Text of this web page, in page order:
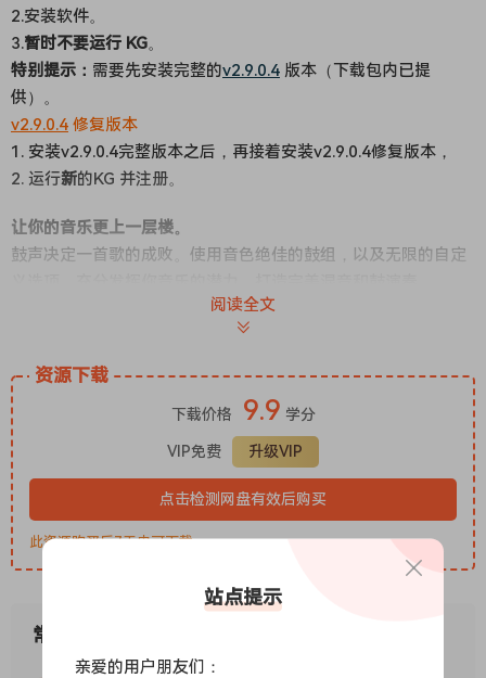
2.安装软件。
3.暂时不要运行 KG。
特别提示： 需要先安装完整的v2.9.0.4 版本（下载包内已提
供）。
v2.9.0.4 修复版本
1. 安装v2.9.0.4完整版本之后，再接着安装v2.9.0.4修复版本，
2. 运行新的KG 并注册。
让你的音乐更上一层楼。
鼓声决定一首歌的成败。使用音色绝佳的鼓组，以及无限的自定
Addictive Drums 2 为您带来音色惊艳的鼓声，这些鼓声均由杰
出的录音室鼓手在传奇录音棚精心录制并演奏。
多重采样鼓声的丰富动态范围，搭配内置的录音棚级混音工具，
赋予您无限的创作自由，让您可以精细调整鼓声和节奏的每一个
细节。
闪电般快速。
适用于所有工作流程。
Addictive Drums 2 能够在您灵感迸发时，快速提供您所需的音
色和功能，满足您各种工作流程的需求。
Addictive Drums 2 为各种风格的热门歌曲奠定了基础，从最柔
和的爵士乐到最重型的金属乐，无所不能。
阅读全文
资源下载
下载价格 9.9 学分
VIP免费 升级VIP
点击检测网盘有效后购买
此资源购买后7天内可下载。
常见问题
站点提示
亲爱的用户朋友们：